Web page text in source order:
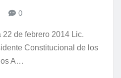
0
22 de febrero 2014 Lic.
Constitucional de los
A…